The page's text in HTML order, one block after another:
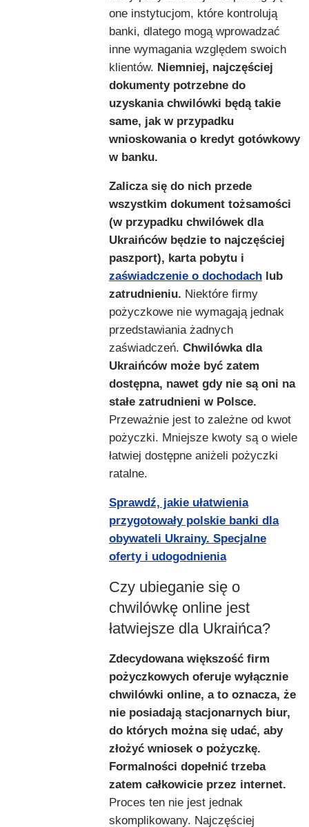
one instytucjom, które kontrolują
banki, dlatego mogą wprowadzać
inne wymagania względem swoich
klientów. Niemniej, najczęściej
dokumenty potrzebne do
uzyskania chwilówki będą takie
same, jak w przypadku
wnioskowania o kredyt gotówkowy
w banku.
Zalicza się do nich przede
wszystkim dokument tożsamości
(w przypadku chwilówek dla
Ukraińców będzie to najczęściej
paszport), karta pobytu i
zaświadczenie o dochodach lub
zatrudnieniu. Niektóre firmy
pożyczkowe nie wymagają jednak
przedstawiania żadnych
zaświadczeń. Chwilówka dla
Ukraińców może być zatem
dostępna, nawet gdy nie są oni na
stałe zatrudnieni w Polsce.
Przeważnie jest to zależne od kwot
pożyczki. Mniejsze kwoty są o wiele
łatwiej dostępne aniżeli pożyczki
ratalne.
Sprawdź, jakie ułatwienia
przygotowały polskie banki dla
obywateli Ukrainy. Specjalne
oferty i udogodnienia
Czy ubieganie się o
chwilówkę online jest
łatwiejsze dla Ukraińca?
Zdecydowana większość firm
pożyczkowych oferuje wyłącznie
chwilówki online, a to oznacza, że
nie posiadają stacjonarnych biur,
do których można się udać, aby
złożyć wniosek o pożyczkę.
Formalności dopełnić trzeba
zatem całkowicie przez internet.
Proces ten nie jest jednak
skomplikowany. Najczęściej